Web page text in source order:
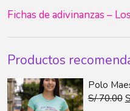
Fichas de adivinanzas –
Productos
Polo
S/70.00